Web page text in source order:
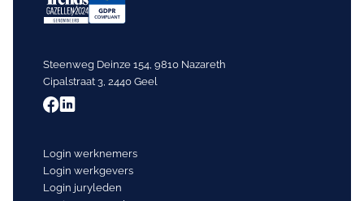
Steenweg Deinze 154, 9810 Nazareth
Cipalstraat 3, 2440 Geel
Login werknemers
Login werkgevers
Login juryleden